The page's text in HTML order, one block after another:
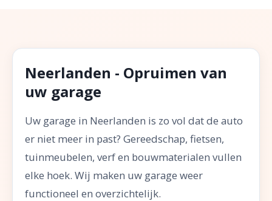
Neerlanden - Opruimen van
uw garage
Uw garage in Neerlanden is zo vol dat de auto
er niet meer in past? Gereedschap, fietsen,
tuinmeubelen, verf en bouwmaterialen vullen
elke hoek. Wij maken uw garage weer
functioneel en overzichtelijk.